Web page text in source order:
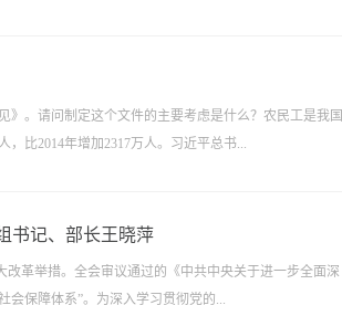
》。请问制定这个文件的主要考虑是什么？农民工是我国
比2014年增加2317万人。习近平总书...
书记、部长王晓萍
革举措。全会审议通过的《中共中央关于进一步全面深
会保障体系”。为深入学习贯彻党的...